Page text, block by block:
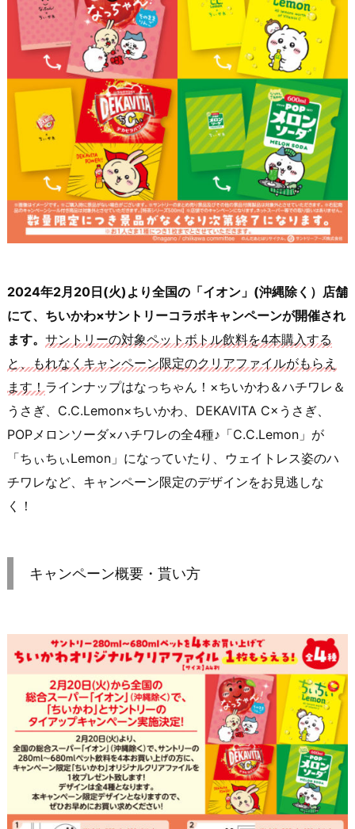
2024年2月20日(火)より全国の「イオン」(沖縄除く）店舗
にて、ちいかわ×サントリーコラボキャンペーンが開催され
ます。 サントリーの対象ペットボトル飲料を4本購入する
と、もれなくキャンペーン限定のクリアファイルがもらえ
ます！ラインナップはなっちゃん！×ちいかわ＆ハチワレ＆
うさぎ、C.C.Lemon×ちいかわ、DEKAVITA C×うさぎ、
POPメロンソーダ×ハチワレの全4種♪「C.C.Lemon」が
「ちぃちぃLemon」になっていたり、ウェイトレス姿のハ
チワレなど、キャンペーン限定のデザインをお見逃しな
く！
キャンペーン概要・貰い方